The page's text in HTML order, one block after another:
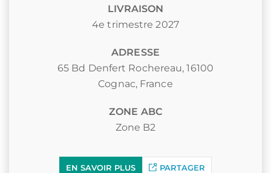
LIVRAISON
4e trimestre 2027
ADRESSE
65 Bd Denfert Rochereau, 16100
Cognac, France
ZONE ABC
Zone B2
EN SAVOIR PLUS PARTAGER